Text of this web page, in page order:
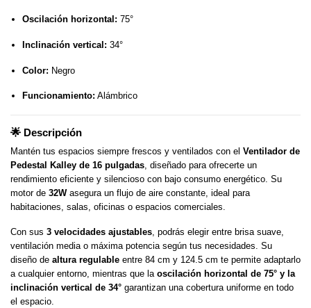
Oscilación horizontal: 75°
Inclinación vertical: 34°
Color: Negro
Funcionamiento: Alámbrico
🌟 Descripción
Mantén tus espacios siempre frescos y ventilados con el Ventilador de
Pedestal Kalley de 16 pulgadas , diseñado para ofrecerte un
rendimiento eficiente y silencioso con bajo consumo energético. Su
motor de 32Wasegura un flujo de aire constante, ideal para
habitaciones, salas, oficinas o espacios comerciales.
Con sus 3 velocidades ajustables, podrás elegir entre brisa suave,
ventilación media o máxima potencia según tus necesidades. Su
diseño de altura regulable entre 84 cm y 124.5 cm te permite adaptarlo
a cualquier entorno, mientras que la oscilación horizontal de 75° y la
inclinación vertical de 34° garantizan una cobertura uniforme en todo
el espacio.